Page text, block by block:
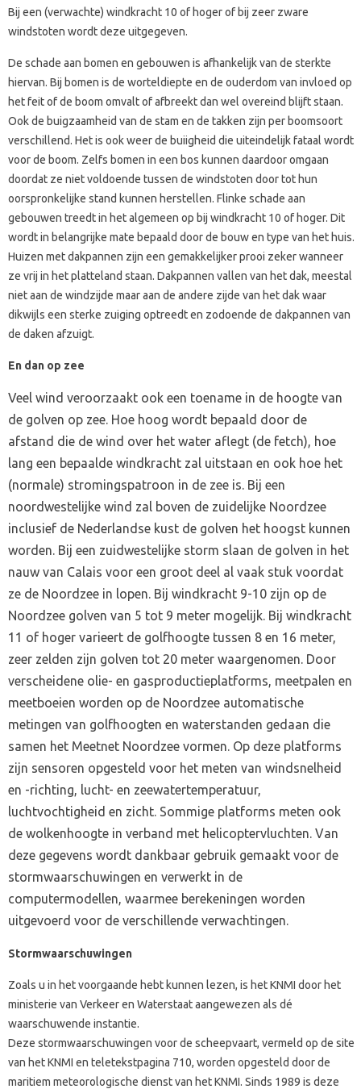
Bij een (verwachte) windkracht 10 of hoger of bij zeer zware
windstoten wordt deze uitgegeven.
De schade aan bomen en gebouwen is afhankelijk van de sterkte
hiervan. Bij bomen is de worteldiepte en de ouderdom van invloed op
het feit of de boom omvalt of afbreekt dan wel overeind blijft staan.
Ook de buigzaamheid van de stam en de takken zijn per boomsoort
verschillend. Het is ook weer de buiigheid die uiteindelijk fataal wordt
voor de boom. Zelfs bomen in een bos kunnen daardoor omgaan
doordat ze niet voldoende tussen de windstoten door tot hun
oorspronkelijke stand kunnen herstellen. Flinke schade aan
gebouwen treedt in het algemeen op bij windkracht 10 of hoger. Dit
wordt in belangrijke mate bepaald door de bouw en type van het huis.
Huizen met dakpannen zijn een gemakkelijker prooi zeker wanneer
ze vrij in het platteland staan. Dakpannen vallen van het dak, meestal
niet aan de windzijde maar aan de andere zijde van het dak waar
dikwijls een sterke zuiging optreedt en zodoende de dakpannen van
de daken afzuigt.
En dan op zee
Veel wind veroorzaakt ook een toename in de hoogte van
de golven op zee. Hoe hoog wordt bepaald door de
afstand die de wind over het water aflegt (de fetch), hoe
lang een bepaalde windkracht zal uitstaan en ook hoe het
(normale) stromingspatroon in de zee is. Bij een
noordwestelijke wind zal boven de zuidelijke Noordzee
inclusief de Nederlandse kust de golven het hoogst kunnen
worden. Bij een zuidwestelijke storm slaan de golven in het
nauw van Calais voor een groot deel al vaak stuk voordat
ze de Noordzee in lopen. Bij windkracht 9-10 zijn op de
Noordzee golven van 5 tot 9 meter mogelijk. Bij windkracht
11 of hoger varieert de golfhoogte tussen 8 en 16 meter,
zeer zelden zijn golven tot 20 meter waargenomen. Door
verscheidene olie- en gasproductieplatforms, meetpalen en
meetboeien worden op de Noordzee automatische
metingen van golfhoogten en waterstanden gedaan die
samen het Meetnet Noordzee vormen. Op deze platforms
zijn sensoren opgesteld voor het meten van windsnelheid
en -richting, lucht- en zeewatertemperatuur,
luchtvochtigheid en zicht. Sommige platforms meten ook
de wolkenhoogte in verband met helicoptervluchten. Van
deze gegevens wordt dankbaar gebruik gemaakt voor de
stormwaarschuwingen en verwerkt in de
computermodellen, waarmee berekeningen worden
uitgevoerd voor de verschillende verwachtingen.
Stormwaarschuwingen
Zoals u in het voorgaande hebt kunnen lezen, is het KNMI door het
ministerie van Verkeer en Waterstaat aangewezen als dé
waarschuwende instantie.
Deze stormwaarschuwingen voor de scheepvaart, vermeld op de site
van het KNMI en teletekstpagina 710, worden opgesteld door de
maritiem meteorologische dienst van het KNMI. Sinds 1989 is deze